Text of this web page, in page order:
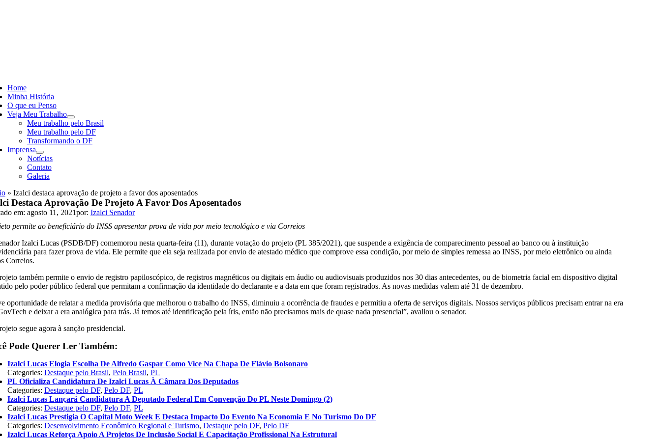
Home
Minha História
O que eu Penso
Veja Meu Trabalho
Meu trabalho pelo Brasil
Meu trabalho pelo DF
Transformando o DF
Imprensa
Notícias
Contato
Galeria
» Izalci destaca aprovação de projeto a favor dos aposentados
Destaca Aprovação De Projeto A Favor Dos Aposentados
em: agosto 11, 2021por: Izalci Senador
permite ao beneficiário do INSS apresentar prova de vida por meio tecnológico e via Correios
Izalci Lucas (PSDB/DF) comemorou nesta quarta-feira (11), durante votação do projeto (PL 385/2021), que suspende a exigência de comparecimento pessoal ao banco ou à instituição
para fazer prova de vida. Ele permite que ela seja realizada por envio de atestado médico que comprove essa condição, por meio de simples remessa ao INSS, por meio eletrônico ou ainda
Correios.
também permite o envio de registro papiloscópico, de registros magnéticos ou digitais em áudio ou audiovisuais produzidos nos 30 dias antecedentes, ou de biometria facial em dispositivo digital
pelo poder público federal que permitam a confirmação da identidade do declarante e a data em que foram registrados. As novas medidas valem até 31 de dezembro.
oportunidade de relatar a medida provisória que melhorou o trabalho do INSS, diminuiu a ocorrência de fraudes e permitiu a oferta de serviços digitais. Nossos serviços públicos precisam entrar na era
e deixar a era analógica para trás. Já temos até identificação pela íris, então não precisamos mais de quase nada presencial”, avaliou o senador.
segue agora à sanção presidencial.
Pode Querer Ler Também:
Izalci Lucas Elogia Escolha De Alfredo Gaspar Como Vice Na Chapa De Flávio Bolsonaro
Categories: Destaque pelo Brasil, Pelo Brasil, PL
PL Oficializa Candidatura De Izalci Lucas À Câmara Dos Deputados
Categories: Destaque pelo DF, Pelo DF, PL
Izalci Lucas Lançará Candidatura A Deputado Federal Em Convenção Do PL Neste Domingo (2)
Categories: Destaque pelo DF, Pelo DF, PL
Izalci Lucas Prestigia O Capital Moto Week E Destaca Impacto Do Evento Na Economia E No Turismo Do DF
Categories: Desenvolvimento Econômico Regional e Turismo, Destaque pelo DF, Pelo DF
Izalci Lucas Reforça Apoio A Projetos De Inclusão Social E Capacitação Profissional Na Estrutural